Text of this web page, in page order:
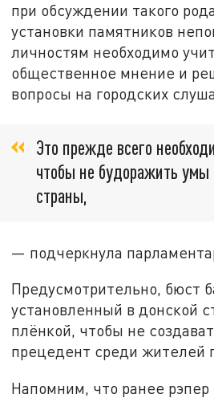
при обсуждении такого
установки памятников
личностям необходимо
общественное мнение и
вопросы на городских
Это прежде всего
чтобы не будоражить
страны,
— подчеркнула
Предусмотрительно, бюст
установленный в донской
плёнкой, чтобы не
прецедент среди жителей
Напомним, что ранее